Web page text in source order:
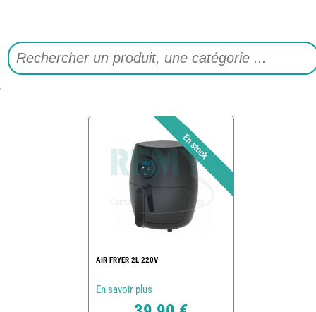
AIR FRYER 2L 220V
En savoir plus